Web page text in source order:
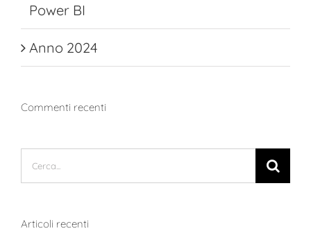
Power BI
Anno 2024
Commenti recenti
Cerca
per:
Articoli recenti